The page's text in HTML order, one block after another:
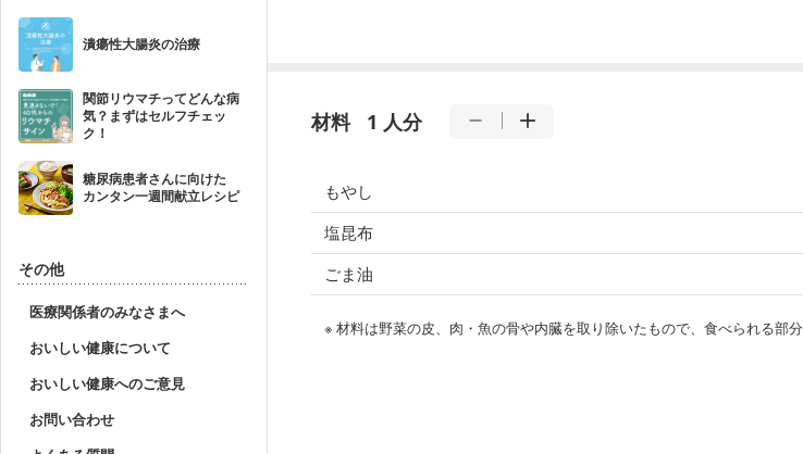
潰瘍性大腸炎の治療
関節リウマチってどんな病
気？まずはセルフチェッ
ク！
糖尿病患者さんに向けた
カンタン一週間献立レシピ
その他
医療関係者のみなさまへ
おいしい健康について
おいしい健康へのご意見
お問い合わせ
材料 1 人分
もやし
塩昆布
ごま油
※ 材料は野菜の皮、肉・魚の骨や内臓を取り除いたもので、食べられる部